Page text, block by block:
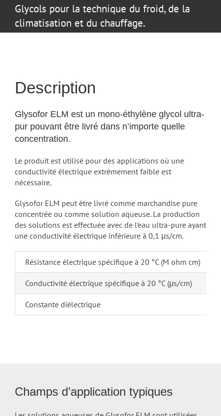
Glycols pour la technique du froid, de la
climatisation et du chauffage.
Description
Glysofor ELM est un mono-éthylène glycol ultra-
pur pouvant être livré dans n’importe quelle
concentration.
Le produit est utilisé pour des applications où une
conductivité électrique extrêmement faible est
nécessaire.
Glysofor ELM peut être livré comme marchandise pure
concentrée ou comme solution aqueuse. La production
des solutions est effectuée avec de l’eau ultra-pure ayant
une conductivité électrique inférieure à 0,1 μs/cm.
Résistance électrique spécifique à 20 °C (M ohm cm)
Conductivité électrique spécifique à 20 °C (μs/cm)
Constante diélectrique
Champs d’application typiques